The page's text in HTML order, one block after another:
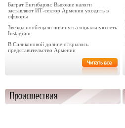
Баграт Енгибарян: Высокие налоги
заставляют ИТ-сектор Армении уходить в
офшоры
Звезды пообещали покинуть социальную сеть
Instagram
В Силиконовой долине открылось
представительство Армении